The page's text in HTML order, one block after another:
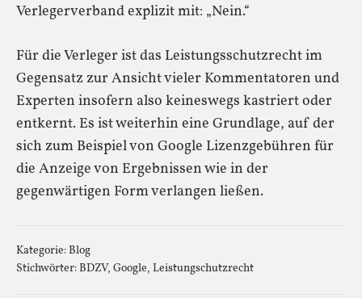
Verlegerverband explizit mit: „Nein.“
Für die Verleger ist das Leistungsschutzrecht im
Gegensatz zur Ansicht vieler Kommentatoren und
Experten insofern also keineswegs kastriert oder
entkernt. Es ist weiterhin eine Grundlage, auf der
sich zum Beispiel von Google Lizenzgebühren für
die Anzeige von Ergebnissen wie in der
gegenwärtigen Form verlangen ließen.
Kategorie:Blog
Stichwörter:BDZV, Google, Leistungschutzrecht